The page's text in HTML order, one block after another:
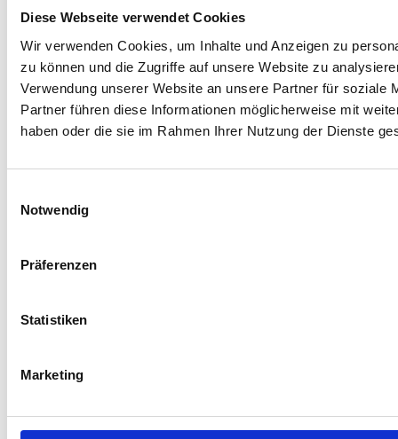
Diese Webseite verwendet Cookies
Wir verwenden Cookies, um Inhalte und Anzeigen zu
zu können und die Zugriffe auf unsere Website zu
Verwendung unserer Website an unsere Partner für soziale
Partner führen diese Informationen möglicherweise mit
haben oder die sie im Rahmen Ihrer Nutzung der Dienste
Notwendig
Präferenzen
Statistiken
Marketing